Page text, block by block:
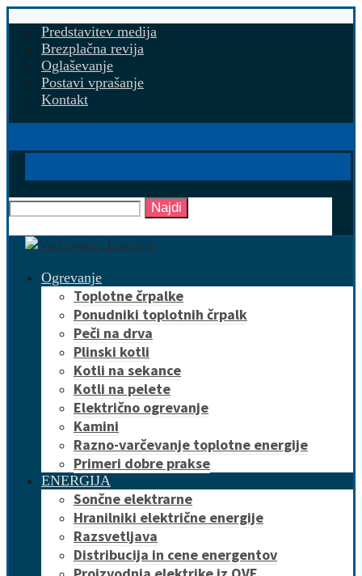
Predstavitev medija
Brezplačna revija
Oglaševanje
Postavi vprašanje
Kontakt
Najdi
Ogrevanje
Toplotne črpalke
Ponudniki toplotnih črpalk
Peči na drva
Plinski kotli
Kotli na sekance
Kotli na pelete
Električno ogrevanje
Kamini
Razno-varčevanje toplotne energije
Primeri dobre prakse
ENERGIJA
Sončne elektrarne
Hranilniki električne energije
Razsvetljava
Distribucija in cene energentov